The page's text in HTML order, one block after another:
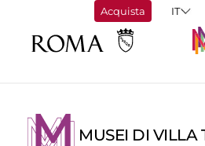
Acquista
MUSEI DI VILLA